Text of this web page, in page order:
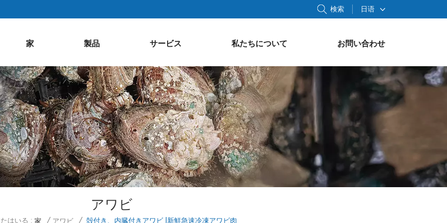
日语
検索
家 製品 サービス 私たちについて お問い合わせ
アワビ